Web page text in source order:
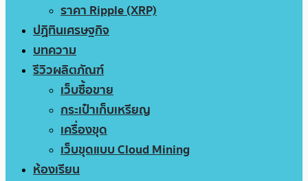
ราคา Ripple (XRP)
ปฏิทินเศรษฐกิจ
บทความ
รีวิวผลิตภัณฑ์
เว็บซื้อขาย
กระเป๋าเก็บเหรียญ
เครื่องขุด
เว็บขุดแบบ Cloud Mining
ห้องเรียน